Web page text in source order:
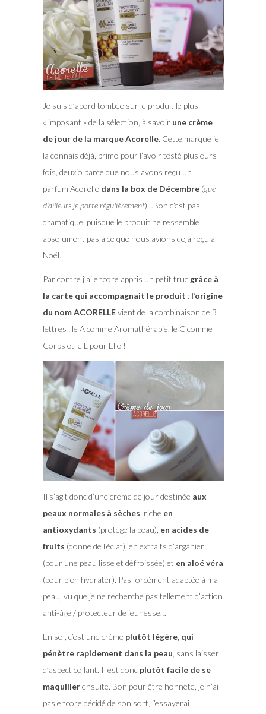
Je suis d’abord tombée sur le produit le plus
« imposant » de la sélection, à savoirune crème
de jour de la marque Acorelle. Cette marque je
la connais déjà, primo pour l’avoir testé plusieurs
fois, deuxio parce que nous avons reçu un
parfum Acorelle dans la box de Décembre(que
d’ailleurs je porte régulièrement)…Bon c’est pas
dramatique, puisque le produit ne ressemble
absolument pas à ce que nous avions déjà reçu à
Noël.
Par contre j’ai encore appris un petit truc grâce à
la carte qui accompagnait le produit : l’origine
du nom ACORELLEvient de la combinaison de 3
lettres : le A comme Aromathérapie, le C comme
Corps et le L pour Elle !
Il s’agit donc d’une crème de jour destinée aux
peaux normales à sèches, riche en
antioxydants (protège la peau), en acides de
fruits (donne de l’éclat), en extraits d’arganier
(pour une peau lisse et défroissée) et en aloé véra
(pour bien hydrater). Pas forcément adaptée à ma
peau, vu que je ne recherche pas tellement d’action
anti-âge / protecteur de jeunesse…
En soi, c’est une crème plutôt légère, qui
pénètre rapidement dans la peau, sans laisser
d’aspect collant. Il est donc plutôt facile de se
maquillerensuite. Bon pour être honnête, je n’ai
pas encore décidé de son sort, j’essayerai